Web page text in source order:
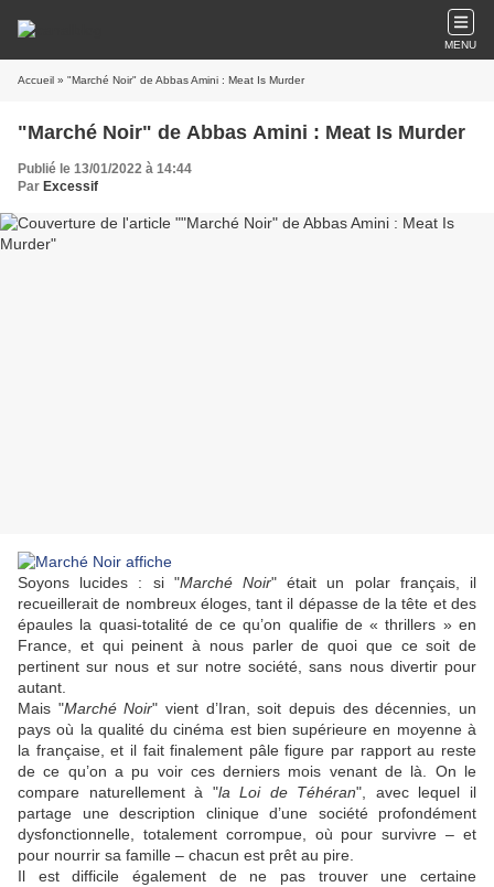
MENU
Accueil » "Marché Noir" de Abbas Amini : Meat Is Murder
"Marché Noir" de Abbas Amini : Meat Is Murder
Publié le 13/01/2022 à 14:44
Par Excessif
Soyons lucides : si "Marché Noir" était un polar français, il
recueillerait de nombreux éloges, tant il dépasse de la tête et des
épaules la quasi-totalité de ce qu’on qualifie de « thrillers » en
France, et qui peinent à nous parler de quoi que ce soit de
pertinent sur nous et sur notre société, sans nous divertir pour
autant.
Mais "Marché Noir" vient d’Iran, soit depuis des décennies, un
pays où la qualité du cinéma est bien supérieure en moyenne à
la française, et il fait finalement pâle figure par rapport au reste
de ce qu’on a pu voir ces derniers mois venant de là. On le
compare naturellement à "la Loi de Téhéran", avec lequel il
partage une description clinique d’une société profondément
dysfonctionnelle, totalement corrompue, où pour survivre – et
pour nourrir sa famille – chacun est prêt au pire.
Il est difficile également de ne pas trouver une certaine